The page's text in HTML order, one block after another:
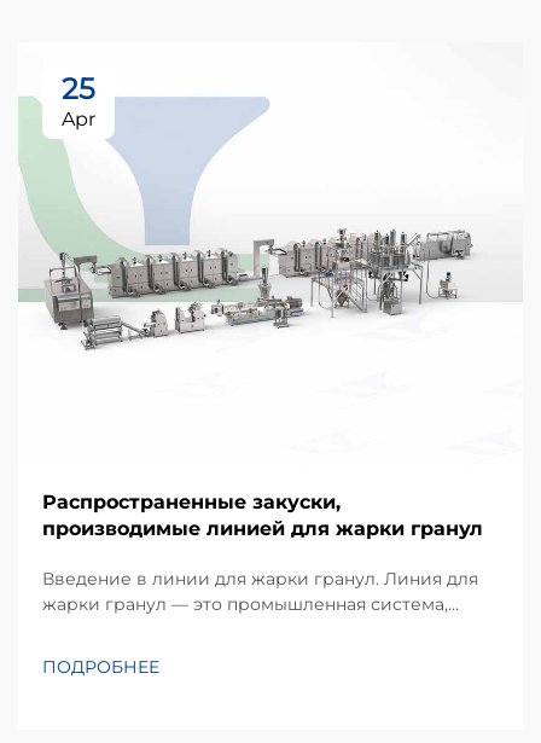
25
Apr
Распространенные закуски,
производимые линией для жарки гранул
Введение в линии для жарки гранул. Линия для
жарки гранул — это промышленная система,
непрерывной экструзии и жарки. В отличие от
ПОДРОБНЕЕ